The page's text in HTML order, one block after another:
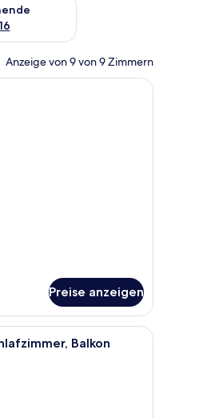
Anzeige von 9 von 9 Zimmern
Stuhl, einem Fernseher und einem
Eine Person entspannt sich in einer weißen
Preise anzeigen
Ein Hotelzimmer mit einem großen Bett,
Balkon